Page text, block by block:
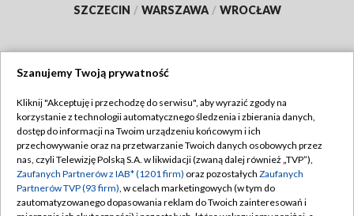
SZCZECIN / WARSZAWA / WROCŁAW
TVP
Abonament TVP
Emisja w TVP
Centrum informacji TVP
Regulamin TVP
Polityka prywatności
Moje zgody
Szanujemy Twoją prywatność
Kliknij "Akceptuję i przechodzę do serwisu", aby wyrazić zgody na
korzystanie z technologii automatycznego śledzenia i zbierania danych,
dostęp do informacji na Twoim urządzeniu końcowym i ich
przechowywanie oraz na przetwarzanie Twoich danych osobowych przez
nas, czyli Telewizję Polską S.A. w likwidacji (zwaną dalej również „TVP”),
Zaufanych Partnerów z IAB* (1201 firm) oraz pozostałych Zaufanych
Partnerów TVP (93 firm), w celach marketingowych (w tym do
zautomatyzowanego dopasowania reklam do Twoich zainteresowań i